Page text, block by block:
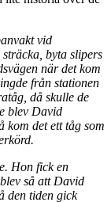
vid
byta slipers
när det kom
från stationen
då skulle de
blev David
kom det ett tåg som
Hon fick en
så att David
den tiden gick